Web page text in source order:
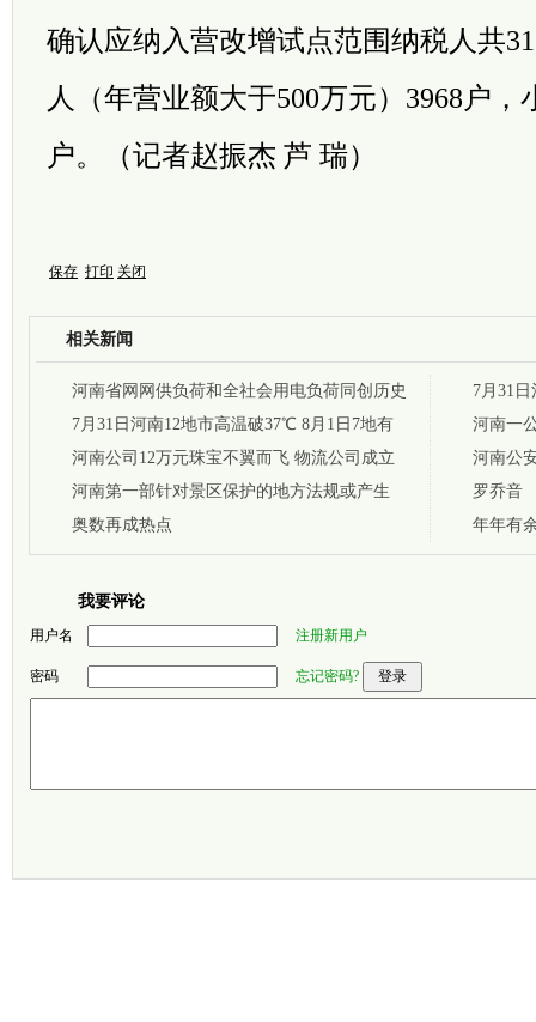
确认应纳入营改增试点范围纳税人共
人（年营业额大于500万元）3968户，
户。（记者赵振杰 芦 瑞）
保存 打印 关闭
相关新闻
河南省网网供负荷和全社会用电负荷同创历史
新高
7月31日河南12地市高温破37℃ 8月1日7地有
阵雨
河南公司12万元珠宝不翼而飞 物流公司成立
调查组追查
河南第一部针对景区保护的地方法规或产生
奥数再成热点
7月31
河南一
河南公
罗乔音
年年有
我要评论
用户名 注册新用户
密码 忘记密码?